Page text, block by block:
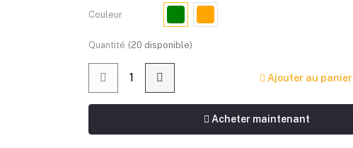
Couleur
Quantité (20 disponible)
Ajouter au panier
Acheter maintenant